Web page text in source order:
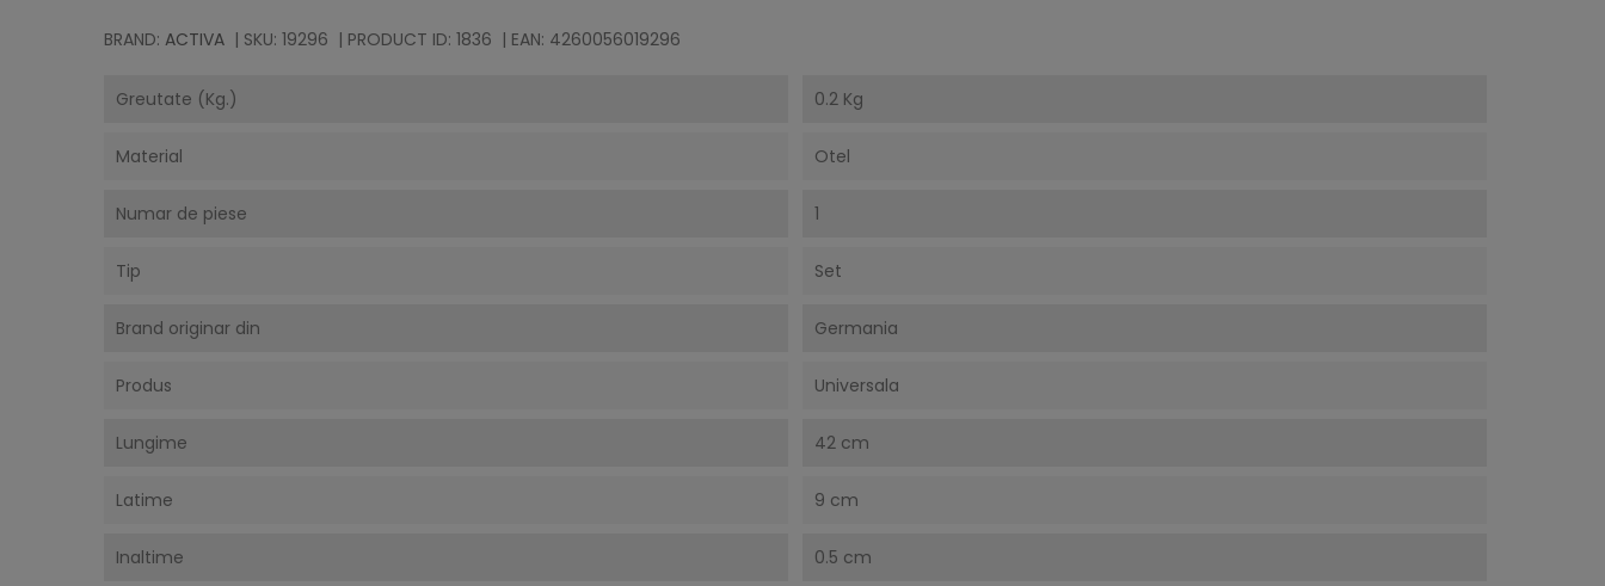
BRAND: ACTIVA | SKU: 19296 | PRODUCT ID: 1836 | EAN: 4260056019296
Greutate (Kg.) 0.2 Kg
Material Otel
Numar de piese 1
Tip Set
Brand originar din Germania
Produs Universala
Lungime 42 cm
Latime 9 cm
Inaltime 0.5 cm